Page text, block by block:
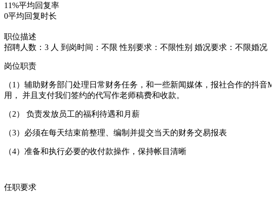
11%平均回复率
0平均回复时长
职位描述
招聘人数：3 人 到岗时间：不限 性别要求：不限性别 婚况要求：不限婚况
岗位职责
（1）辅助财务部门处理日常财务任务，和一些新闻媒体，报社合作的抖
用， 并且支付我们签约的代写作老师稿费和收款。
（2） 负责发放员工的福利待遇和月薪
（3）必须在每天结束前整理、编制并提交当天的财务交易报表
（4）准备和执行必要的收付款操作，保持帐目清晰
任职要求